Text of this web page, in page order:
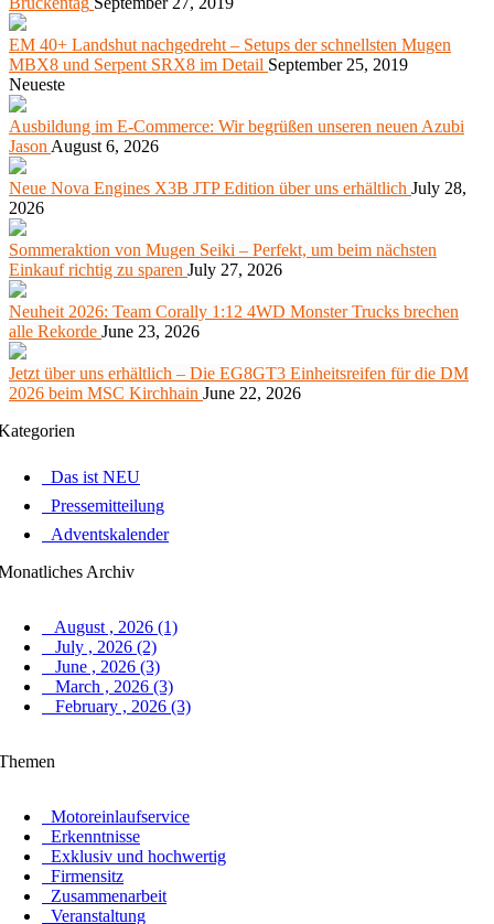
EM 40+ Landshut nachgedreht – Setups der schnellsten Mugen
MBX8 und Serpent SRX8 im Detail September 25, 2019
Neueste
Ausbildung im E-Commerce: Wir begrüßen unseren neuen Azubi
Jason August 6, 2026
Neue Nova Engines X3B JTP Edition über uns erhältlich July 28,
2026
Sommeraktion von Mugen Seiki – Perfekt, um beim nächsten
Einkauf richtig zu sparen July 27, 2026
Neuheit 2026: Team Corally 1:12 4WD Monster Trucks brechen
alle Rekorde June 23, 2026
Jetzt über uns erhältlich – Die EG8GT3 Einheitsreifen für die DM
2026 beim MSC Kirchhain June 22, 2026
Das ist NEU
Pressemitteilung
Adventskalender
Archiv
August , 2026 (1)
July , 2026 (2)
June , 2026 (3)
March , 2026 (3)
February , 2026 (3)
Motoreinlaufservice
Erkenntnisse
Exklusiv und hochwertig
Firmensitz
Zusammenarbeit
Veranstaltung